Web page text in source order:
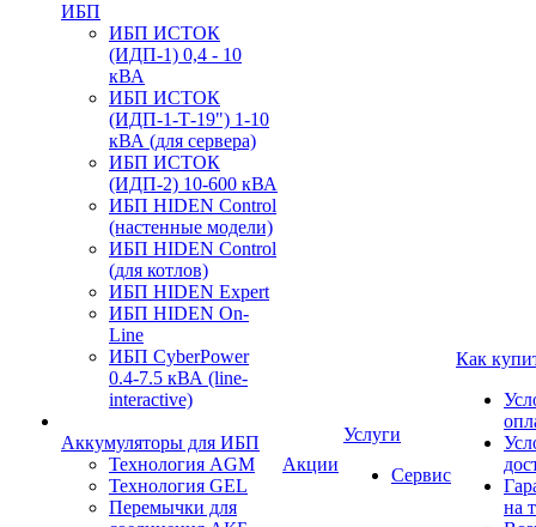
ИБП
ИБП ИСТОК
(ИДП-1) 0,4 - 10
кВА
ИБП ИСТОК
(ИДП-1-Т-19") 1-10
кВА (для сервера)
ИБП ИСТОК
(ИДП-2) 10-600 кВА
ИБП HIDEN Control
(настенные модели)
ИБП HIDEN Control
(для котлов)
ИБП HIDEN Expert
ИБП HIDEN On-
Line
ИБП CyberPower
0.4-7.5 кВА (line-
interactive)
Аккумуляторы для ИБП
Технология AGM
Технология GEL
Перемычки для
Акции
Услуги
Сервис
Как
на